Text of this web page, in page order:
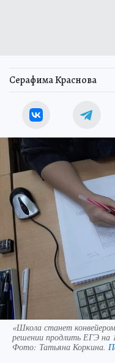
Серафима Краснова
«Школа станет
решении продлить ЕГЭ на
Фото: Татьяна Коркина.